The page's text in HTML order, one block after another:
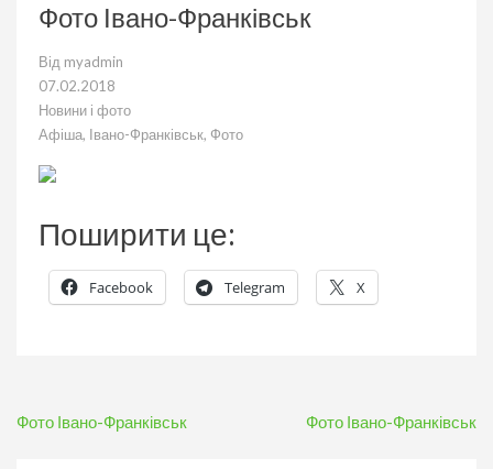
Фото Івано-Франківськ
Від myadmin
07.02.2018
Новини і фото
Афіша, Івано-Франківськ, Фото
Поширити це:
Facebook Telegram X
Навігація
Фото Івано-Франківськ Фото Івано-Франківськ